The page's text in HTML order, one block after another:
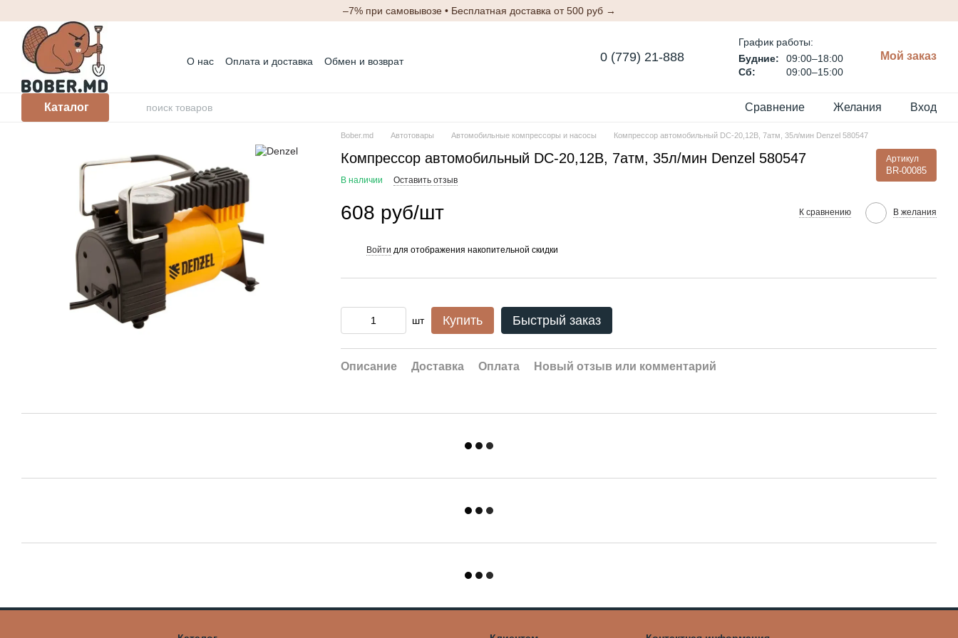
–7% при самовывозе • Бесплатная доставка от 500 руб →
О нас Оплата и доставка
Обмен и возврат
0 (779) 21-888
График работы:
Будние:
09:00–18:00
Сб:
09:00–15:00
Мой заказ
Каталог Сравнение Желания Вход
Bober.md Автотовары Автомобильные компрессоры и насосы Компрессор автомобильный DС-20,12В, 7атм, 35л/мин Denzel 580547
Компрессор автомобильный DС-20,12В, 7атм, 35л/мин Denzel 580547 Артикул
BR-00085
В наличии Оставить отзыв
608 руб/шт К сравнению В желания
Войти для отображения накопительной скидки
шт Купить Быстрый заказ
Описание Доставка Оплата Новый отзыв или комментарий